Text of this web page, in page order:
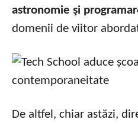
astronomie şi
domenii de viitor
De altfel, chiar astăzi,